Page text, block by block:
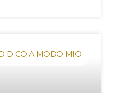
DICO A MODO MIO